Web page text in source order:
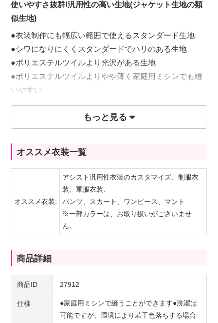
使いやすさ抜群!汎用性の高い生地(ジャケット生地の類
似生地)
●衣装制作にも幅広い範囲で使えるスタンダード生地
●シワになりにくくスタンダードでハリのある生地
●ポリエステルツイルより光沢がある生地
●ポリエステルツイルよりやや薄く家庭用ミシンでも縫
いやすい
●全80カラー
65円(税込)/10cm
もっと見る
オススメ衣装一覧
オススメ衣装:
アシスト汎用性衣装のカスタマイズ、制服衣
装、軍服衣装、
パンツ、スカート、ワンピース、マント
※一部カラーは、お取り扱いがございませ
ん。
商品詳細
商品ID 27912
仕様
●家庭用ミシンで縫うことができます●洗濯は
可能ですが、環境により若干色落ちする場合